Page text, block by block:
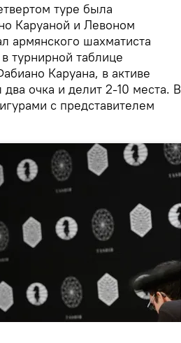
туре была
Каруаной и Левоном
армянского шахматиста
турнирной таблице
Каруана, в активе
очка и делит 2-10 места. В
с представителем